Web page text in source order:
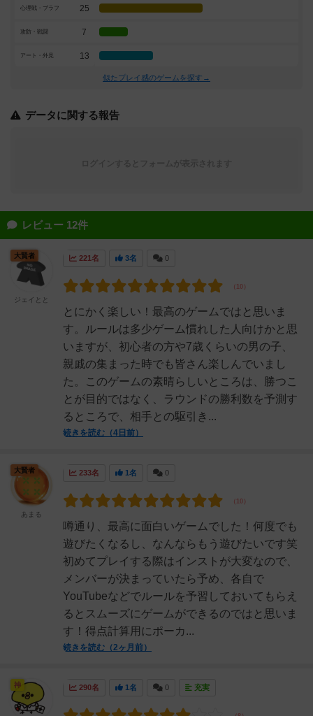
心理戦・ブラフ 25
攻防・戦闘 7
アート・外見 13
似たプレイ感のゲームを探す→
データに関する報告
レビュー 12件
221名 3名 0
とにかく楽しい！最高のゲームではと思いま
す。ルールは多少ゲーム慣れした人向けかと思
いますが、初心者の方や7歳くらいの男の子、
親戚の集まった時でも皆さん楽しんでいまし
た。このゲームの素晴らしいところは、勝つこ
とが目的ではなく、ラウンドの勝利数を予測す
るところで、相手との駆引き...
続きを読む（4日前）
大賢者
ジェイとと
233名 1名 0
噂通り、最高に面白いゲームでした！何度でも
遊びたくなるし、なんならもう遊びたいです笑
初めてプレイする際はインストが大変なので、
メンバーが決まっていたら予め、各自で
YouTubeなどでルールを予習しておいてもらえ
るとスムーズにゲームができるのではと思いま
す！得点計算用にポーカ...
続きを読む（2ヶ月前）
大賢者
あまる
290名 1名 0 充実
神